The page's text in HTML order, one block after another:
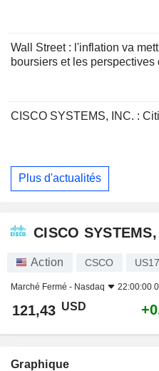
Wall Street : l'inflation va
boursiers et les perspectives
CISCO SYSTEMS, INC. :
Plus d'actualités
CISCO
Action CSCO
Marché Fermé - Nasdaq 22:00:00
121,43 USD
Graphique